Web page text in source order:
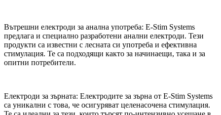
Вътрешни електроди за анална употреба: E-Stim Systems
предлага и специално разработени анални електроди. Тези
продукти са известни с лесната си употреба и ефективна
стимулация. Те са подходящи както за начинаещи, така и за
опитни потребители.
Електроди за зърната: Електродите за зърна от E-Stim Systems
са уникални с това, че осигуряват целенасочена стимулация.